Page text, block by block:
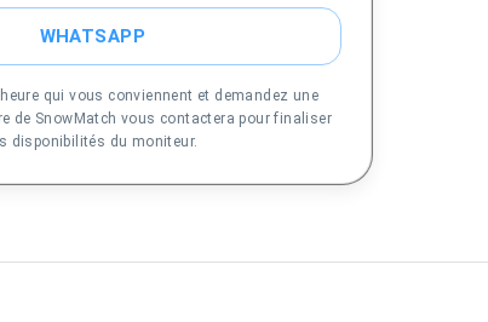
WHATSAPP
qui vous conviennent et demandez une
de SnowMatch vous contactera pour finaliser
disponibilités du moniteur.